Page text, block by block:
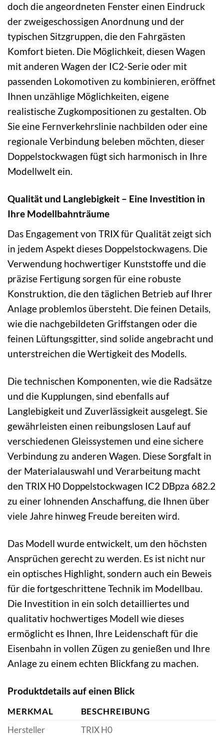
doch die angeordneten Fenster einen Eindruck
der zweigeschossigen Anordnung und der
typischen Sitzgruppen, die den Fahrgästen
Komfort bieten. Die Möglichkeit, diesen Wagen
mit anderen Wagen der IC2-Serie oder mit
passenden Lokomotiven zu kombinieren, eröffnet
Ihnen unzählige Möglichkeiten, eigene
realistische Zugkompositionen zu gestalten. Ob
Sie eine Fernverkehrslinie nachbilden oder eine
regionale Verbindung beleben möchten, dieser
Doppelstockwagen fügt sich harmonisch in Ihre
Modellwelt ein.
Qualität und Langlebigkeit – Eine Investition in
Ihre Modellbahnträume
Das Engagement von TRIX für Qualität zeigt sich
in jedem Aspekt dieses Doppelstockwagens. Die
Verwendung hochwertiger Kunststoffe und die
präzise Fertigung sorgen für eine robuste
Konstruktion, die den täglichen Betrieb auf Ihrer
Anlage problemlos übersteht. Die feinen Details,
wie die nachgebildeten Griffstangen oder die
feinen Lüftungsgitter, sind solide angebracht und
unterstreichen die Wertigkeit des Modells.
Die technischen Komponenten, wie die Radsätze
und die Kupplungen, sind ebenfalls auf
Langlebigkeit und Zuverlässigkeit ausgelegt. Sie
gewährleisten einen reibungslosen Lauf auf
verschiedenen Gleissystemen und eine sichere
Verbindung zu anderen Wagen. Diese Sorgfalt in
der Materialauswahl und Verarbeitung macht
den TRIX H0 Doppelstockwagen IC2 DBpza 682.2
zu einer lohnenden Anschaffung, die Ihnen über
viele Jahre hinweg Freude bereiten wird.
Das Modell wurde entwickelt, um den höchsten
Ansprüchen gerecht zu werden. Es ist nicht nur
ein optisches Highlight, sondern auch ein Beweis
für die fortgeschrittene Technik im Modellbau.
Die Investition in ein solch detailliertes und
qualitativ hochwertiges Modell wie dieses
ermöglicht es Ihnen, Ihre Leidenschaft für die
Eisenbahn in vollen Zügen zu genießen und Ihre
Anlage zu einem echten Blickfang zu machen.
Produktdetails auf einen Blick
MERKMAL
BESCHREIBUNG
Hersteller
TRIX H0